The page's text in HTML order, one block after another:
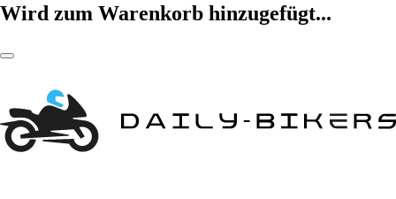
Wird zum Warenkorb hinzugefügt...